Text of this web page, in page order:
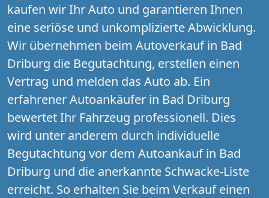
kaufen wir Ihr Auto und garantieren Ihnen
eine seriöse und unkomplizierte Abwicklung.
Wir übernehmen beim Autoverkauf in Bad
Driburg die Begutachtung, erstellen einen
Vertrag und melden das Auto ab. Ein
erfahrener Autoankäufer in Bad Driburg
bewertet Ihr Fahrzeug professionell. Dies
wird unter anderem durch individuelle
Begutachtung vor dem Autoankauf in Bad
Driburg und die anerkannte Schwacke-Liste
erreicht. So erhalten Sie beim Verkauf einen